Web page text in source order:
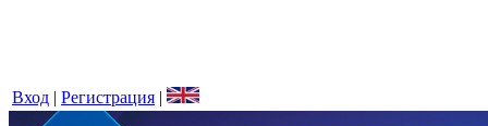
Вход | Регистрация |